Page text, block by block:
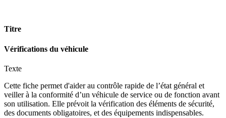
Titre
Vérifications du véhicule
Texte
Cette fiche permet d'aider au contrôle rapide de l’état général et
veiller à la conformité d’un véhicule de service ou de fonction avant
son utilisation. Elle prévoit la vérification des éléments de sécurité,
des documents obligatoires, et des équipements indispensables.